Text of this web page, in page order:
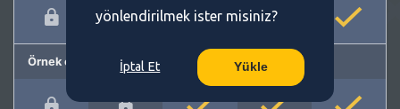
Örnek cümleler
yönlendirilmek ister misiniz?
İptal Et Yükle